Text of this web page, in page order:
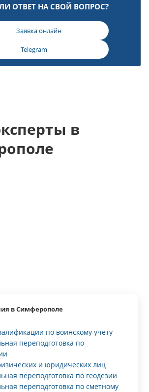
ОТВЕТ НА СВОЙ ВОПРОС?
Заявка онлайн
Telegram
в
в Симферополе
по воинскому учету
переподготовка по
и юридических лиц
переподготовка по геодезии
переподготовка по сметному